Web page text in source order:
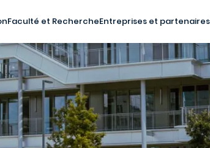
Faculté et RechercheEntreprises et partenaires